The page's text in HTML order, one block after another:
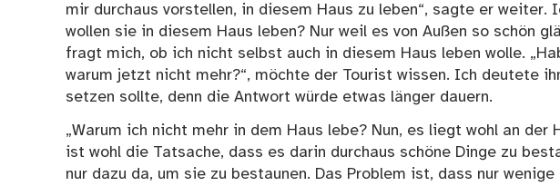
mir durchaus vorstellen, in diesem Haus zu leben“, sagte er weiter.
wollen sie in diesem Haus leben? Nur weil es von Außen so schön
fragt mich, ob ich nicht selbst auch in diesem Haus leben wolle.
warum jetzt nicht mehr?“, möchte der Tourist wissen. Ich deutete
setzen sollte, denn die Antwort würde etwas länger dauern.
„Warum ich nicht mehr in dem Haus lebe? Nun, es liegt wohl an
ist wohl die Tatsache, dass es darin durchaus schöne Dinge zu
nur dazu da, um sie zu bestaunen. Das Problem ist, dass nur